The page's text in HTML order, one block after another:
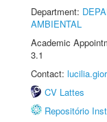
Department:
AMBIENTAL
Academic
3.1
Contact:
CV Lattes
Repositório